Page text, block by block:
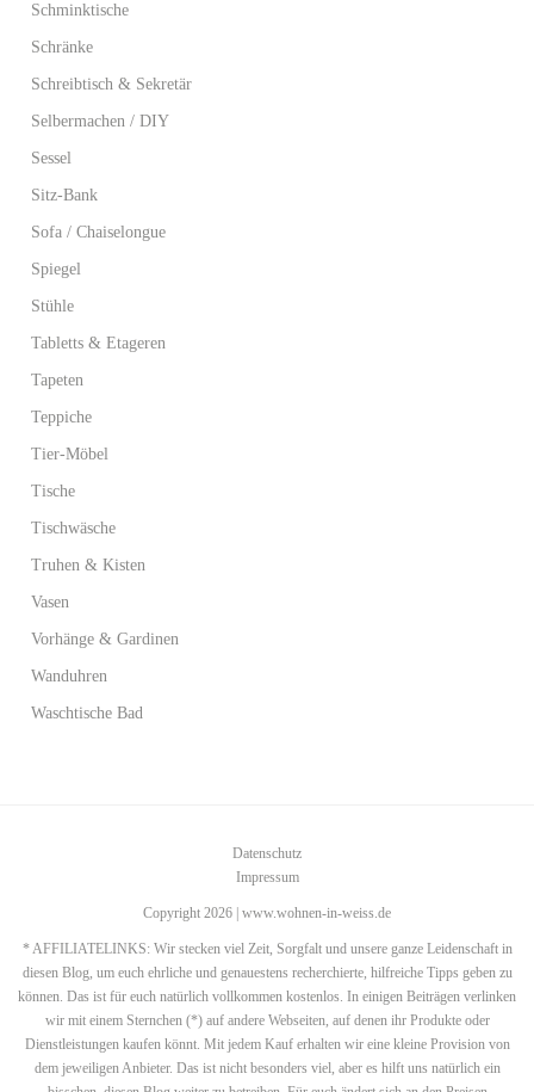
Schminktische
Schränke
Schreibtisch & Sekretär
Selbermachen / DIY
Sessel
Sitz-Bank
Sofa / Chaiselongue
Spiegel
Stühle
Tabletts & Etageren
Tapeten
Teppiche
Tier-Möbel
Tische
Tischwäsche
Truhen & Kisten
Vasen
Vorhänge & Gardinen
Wanduhren
Waschtische Bad
Datenschutz
Impressum
Copyright 2026 | www.wohnen-in-weiss.de
* AFFILIATELINKS: Wir stecken viel Zeit, Sorgfalt und unsere ganze Leidenschaft in
diesen Blog, um euch ehrliche und genauestens recherchierte, hilfreiche Tipps geben zu
können. Das ist für euch natürlich vollkommen kostenlos. In einigen Beiträgen verlinken
wir mit einem Sternchen (*) auf andere Webseiten, auf denen ihr Produkte oder
Dienstleistungen kaufen könnt. Mit jedem Kauf erhalten wir eine kleine Provision von
dem jeweiligen Anbieter. Das ist nicht besonders viel, aber es hilft uns natürlich ein